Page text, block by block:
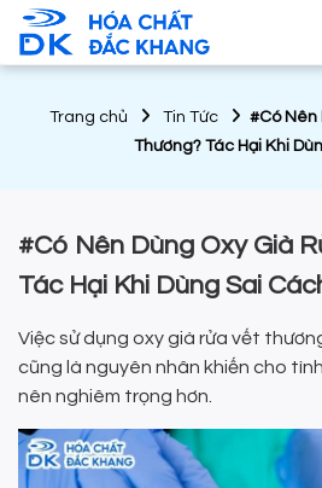
Trang chủ Tin Tức
#Có Nên
Thương? Tác Hại Khi
#Có Nên Dùng Oxy Già
Tác Hại Khi Dùng Sai
Việc sử dụng oxy già rửa vết
cũng là nguyên nhân khiến cho
nên nghiêm trọng hơn.